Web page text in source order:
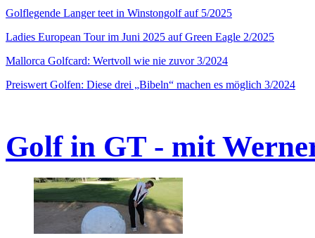
Golflegende Langer teet in Winstongolf auf 5/2025
Ladies European Tour im Juni 2025 auf Green Eagle 2/2025
Mallorca Golfcard: Wertvoll wie nie zuvor 3/2024
Preiswert Golfen: Diese drei „Bibeln“ machen es möglich 3/2024
Golf in GT - mit